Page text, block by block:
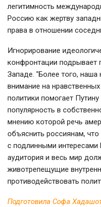
легитимность
Россию как жертву
права в отношении
Игнорирование
конфронтации подрывает
Западе. "Более того, наша
внимание на
политики помогает
популярность в
мнению которой речь
объяснить россиянам,
с подлинными интересами
аудитория и весь мир
животрепещущие
противодействовать
Подготовила Софа